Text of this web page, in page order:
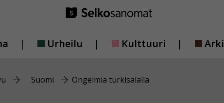
Urheilu Kulttuuri Arki
Suomi Ongelmia turkisalalla